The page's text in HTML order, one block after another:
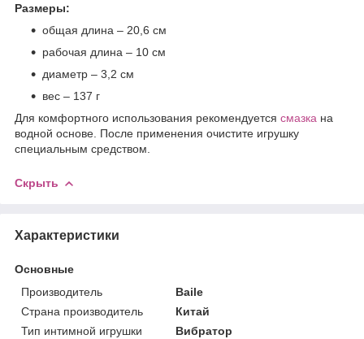
Размеры:
общая длина – 20,6 см
рабочая длина – 10 см
диаметр – 3,2 см
вес – 137 г
Для комфортного использования рекомендуется смазка на
водной основе. После применения очистите игрушку
специальным средством.
Скрыть
Характеристики
Основные
Производитель
Baile
Страна производитель
Китай
Тип интимной игрушки
Вибратор